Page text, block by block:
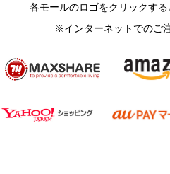
各モールのロゴをクリックする
※インターネットでのご